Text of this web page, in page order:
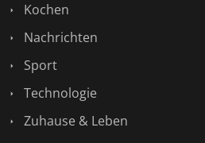
Kochen
Nachrichten
Sport
Technologie
Zuhause & Leben